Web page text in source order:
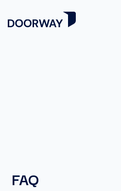
FAQ